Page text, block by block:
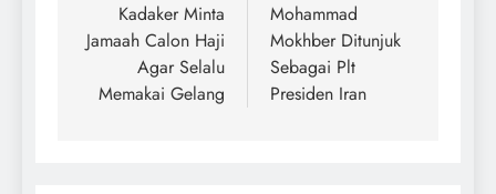
Kadaker Minta
Jamaah Calon Haji
Agar Selalu
Memakai Gelang
Mohammad
Mokhber Ditunjuk
Sebagai Plt
Presiden Iran